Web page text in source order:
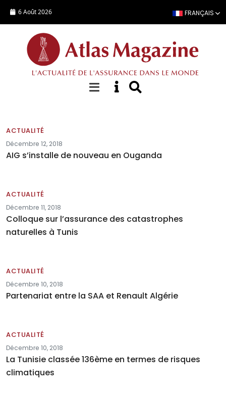
6 Août 2026 FRANÇAIS
Actualités
ACTUALITÉ
Décembre 12, 2018
AIG s’installe de nouveau en Ouganda
ACTUALITÉ
Décembre 11, 2018
Colloque sur l’assurance des catastrophes
naturelles à Tunis
ACTUALITÉ
Décembre 10, 2018
Partenariat entre la SAA et Renault Algérie
ACTUALITÉ
Décembre 10, 2018
La Tunisie classée 136ème en termes de risques
climatiques